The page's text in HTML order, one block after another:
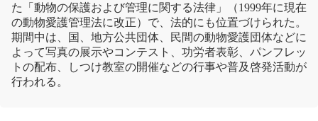
た「動物の保護および管理に関する法律」（1999年に現在
の動物愛護管理法に改正）で、法的にも位置づけられた。
期間中は、国、地方公共団体、民間の動物愛護団体などに
よって写真の展示やコンテスト、功労者表彰、パンフレッ
トの配布、しつけ教室の開催などの行事や普及啓発活動が
行われる。